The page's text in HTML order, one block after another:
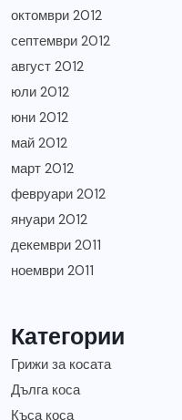
октомври 2012
септември 2012
август 2012
юли 2012
юни 2012
май 2012
март 2012
февруари 2012
януари 2012
декември 2011
ноември 2011
Категории
Грижи за косата
Дълга коса
Къса коса